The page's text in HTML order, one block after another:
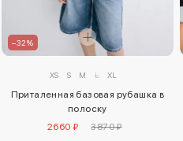
–32%
XS S M L XL
Приталенная базовая рубашка в
полоску
2660 ₽
3870 ₽